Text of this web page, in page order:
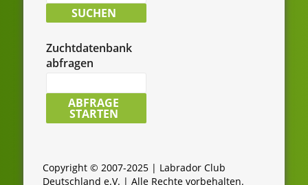
nach:SUCHEN
Zuchtdatenbank
abfragen
Zuchtdatenbank
durchsuchen:
ABFRAGE
STARTEN
Copyright © 2007-2025 | Labrador Club
Deutschland e.V. | Alle Rechte vorbehalten.